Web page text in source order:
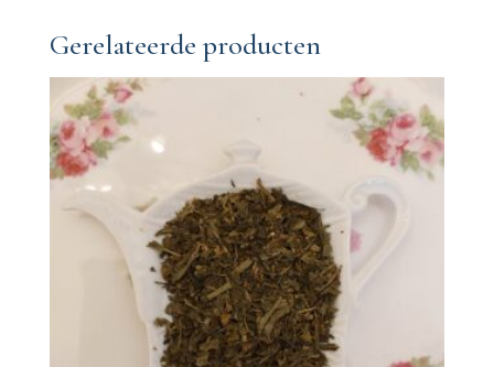
Gerelateerde producten